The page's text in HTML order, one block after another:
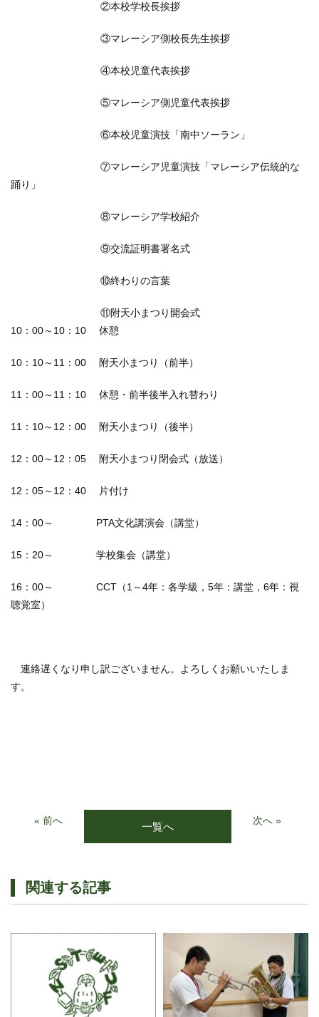
②本校学校長挨拶
③マレーシア側校長先生挨拶
④本校児童代表挨拶
⑤マレーシア側児童代表挨拶
⑥本校児童演技「南中ソーラン」
⑦マレーシア児童演技「マレーシア伝統的な
踊り」
⑧マレーシア学校紹介
⑨交流証明書署名式
⑩終わりの言葉
⑪附天小まつり開会式
10：00～10：10 休憩
10：10～11：00 附天小まつり（前半）
11：00～11：10 休憩・前半後半入れ替わり
11：10～12：00 附天小まつり（後半）
12：00～12：05 附天小まつり閉会式（放送）
12：05～12：40 片付け
14：00～ PTA文化講演会（講堂）
15：20～ 学校集会（講堂）
16：00～ CCT（1～4年：各学級，5年：講堂，6年：視
聴覚室）
連絡遅くなり申し訳ございません。よろしくお願いいたしま
す。
« 前へ 一覧へ 次へ »
関連する記事